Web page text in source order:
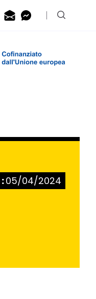
Contattaci via
Contattaci
Cerca
05/04/2024